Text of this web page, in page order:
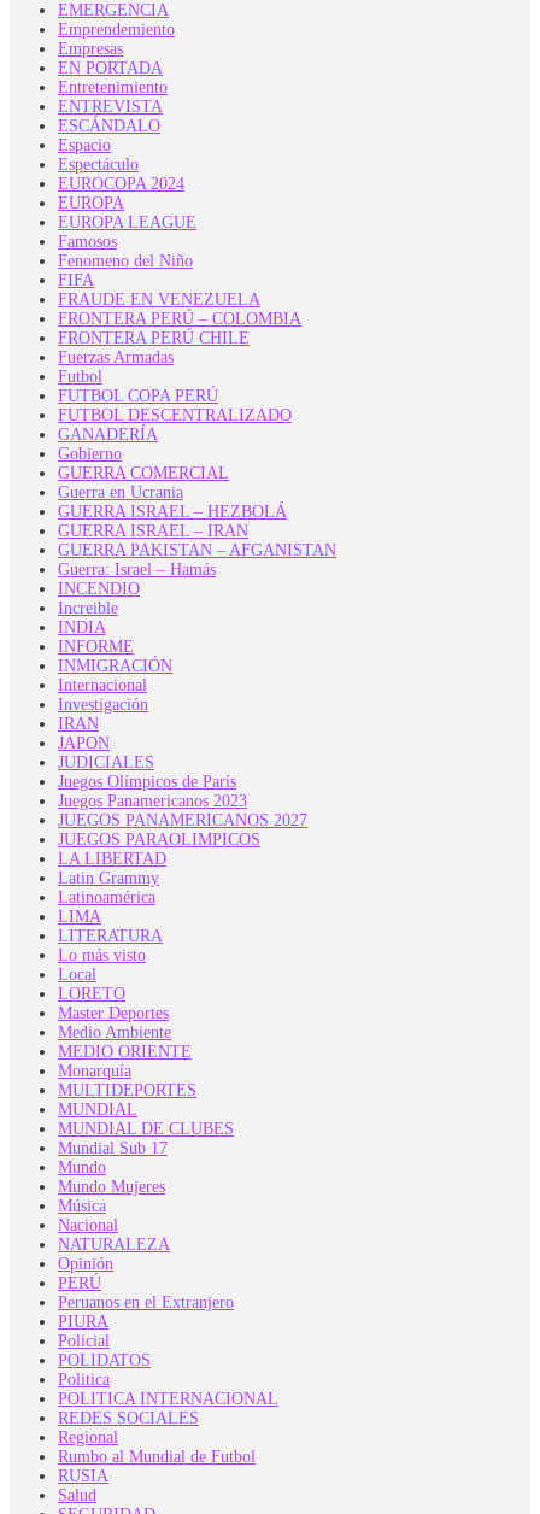
EMERGENCIA
Emprendemiento
Empresas
EN PORTADA
Entretenimiento
ENTREVISTA
ESCÁNDALO
Espacio
Espectáculo
EUROCOPA 2024
EUROPA
EUROPA LEAGUE
Famosos
Fenomeno del Niño
FIFA
FRAUDE EN VENEZUELA
FRONTERA PERÚ – COLOMBIA
FRONTERA PERÚ CHILE
Fuerzas Armadas
Futbol
FUTBOL COPA PERÚ
FUTBOL DESCENTRALIZADO
GANADERÍA
Gobierno
GUERRA COMERCIAL
Guerra en Ucrania
GUERRA ISRAEL – HEZBOLÁ
GUERRA ISRAEL – IRAN
GUERRA PAKISTAN – AFGANISTAN
Guerra: Israel – Hamás
INCENDIO
Increible
INDIA
INFORME
INMIGRACIÓN
Internacional
Investigación
IRAN
JAPON
JUDICIALES
Juegos Olímpicos de París
Juegos Panamericanos 2023
JUEGOS PANAMERICANOS 2027
JUEGOS PARAOLIMPICOS
LA LIBERTAD
Latin Grammy
Latinoamérica
LIMA
LITERATURA
Lo más visto
Local
LORETO
Master Deportes
Medio Ambiente
MEDIO ORIENTE
Monarquía
MULTIDEPORTES
MUNDIAL
MUNDIAL DE CLUBES
Mundial Sub 17
Mundo
Mundo Mujeres
Música
Nacional
NATURALEZA
Opinión
PERÚ
Peruanos en el Extranjero
PIURA
Policial
POLIDATOS
Politica
POLITICA INTERNACIONAL
REDES SOCIALES
Regional
Rumbo al Mundial de Futbol
RUSIA
Salud